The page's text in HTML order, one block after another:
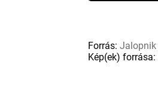
Forrás: Jalopnik
Kép(ek) forrása: